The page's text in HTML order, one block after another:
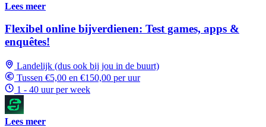
Lees meer
Flexibel online bijverdienen: Test games, apps &
enquêtes!
Landelijk (dus ook bij jou in de buurt)
Tussen €5,00 en €150,00 per uur
1 - 40 uur per week
Lees meer